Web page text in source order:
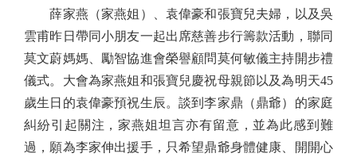
薛家燕（家燕姐）、袁偉豪和張寶兒夫婦，以及吳
雲甫昨日帶同小朋友一起出席慈善步行籌款活動，聯同
莫文蔚媽媽、勵智協進會榮譽顧問莫何敏儀主持開步禮
儀式。大會為家燕姐和張寶兒慶祝母親節以及為明天45
歲生日的袁偉豪預祝生辰。談到李家鼎（鼎爺）的家庭
糾紛引起關注，家燕姐坦言亦有留意，並為此感到難
過，願為李家伸出援手，只希望鼎爺身體健康、開開心